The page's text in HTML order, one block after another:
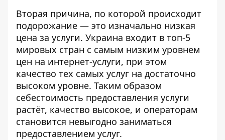
Вторая причина, по которой происходит
подорожание — это изначально низкая
цена за услуги. Украина входит в топ-5
мировых стран с самым низким уровнем
цен на интернет-услуги, при этом
качество тех самых услуг на достаточно
высоком уровне. Таким образом
себестоимость предоставления услуги
растёт, качество высокое, и операторам
становится невыгодно заниматься
предоставлением услуг.